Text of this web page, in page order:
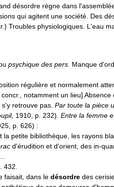
désordre règne dans l'
qui agitent une société Des
.) Troubles physiologiques L 'eau
psychique des pers Manque d'
régulière et normalement
concr., notamment un lieu] Absence
s'y retrouve pas Par toute la pièce
, 1910 p 232). Entre la femme
p 626) :
la petite bibliothèque les rayons
d'érudition et d'orient des in-
432
faisait dans le désordre des